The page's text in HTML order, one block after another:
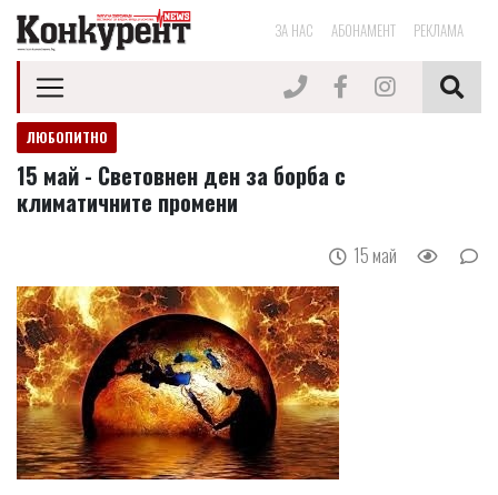
ЗА НАС АБОНАМЕНТ РЕКЛАМА
ЛЮБОПИТНО
15 май - Световнен ден за борба с
климатичните промени
15 май